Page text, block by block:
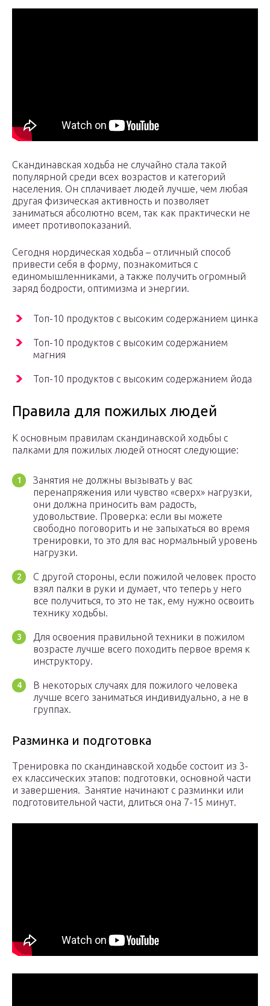
Скандинавская ходьба не случайно стала такой
популярной среди всех возрастов и категорий
населения. Он сплачивает людей лучше, чем любая
другая физическая активность и позволяет
заниматься абсолютно всем, так как практически не
имеет противопоказаний.
Сегодня нордическая ходьба – отличный способ
привести себя в форму, познакомиться с
единомышленниками, а также получить огромный
заряд бодрости, оптимизма и энергии.
Топ-10 продуктов с высоким содержанием цинка
Топ-10 продуктов с высоким содержанием
магния
Топ-10 продуктов с высоким содержанием йода
Правила для пожилых людей
К основным правилам скандинавской ходьбы с
палками для пожилых людей относят следующие:
Занятия не должны вызывать у вас
перенапряжения или чувство «сверх» нагрузки,
они должна приносить вам радость,
удовольствие. Проверка: если вы можете
свободно поговорить и не запыхаться во время
тренировки, то это для вас нормальный уровень
нагрузки.
С другой стороны, если пожилой человек просто
взял палки в руки и думает, что теперь у него
все получиться, то это не так, ему нужно освоить
технику ходьбы.
Для освоения правильной техники в пожилом
возрасте лучше всего походить первое время к
инструктору.
В некоторых случаях для пожилого человека
лучше всего заниматься индивидуально, а не в
группах.
Разминка и подготовка
Тренировка по скандинавской ходьбе состоит из 3-
ех классических этапов: подготовки, основной части
и завершения. Занятие начинают с разминки или
подготовительной части, длиться она 7-15 минут.